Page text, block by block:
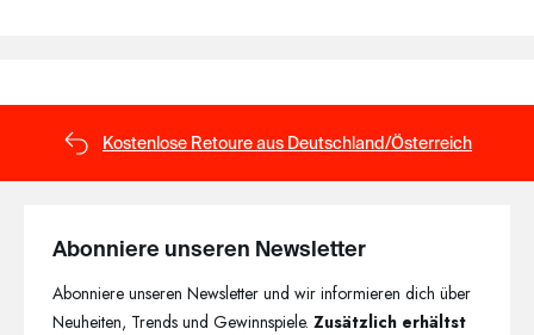
Kostenlose Retoure aus Deutschland/Österreich
Abonniere unseren Newsletter
Abonniere unseren Newsletter und wir informieren dich über
Neuheiten, Trends und Gewinnspiele.Zusätzlich erhältst